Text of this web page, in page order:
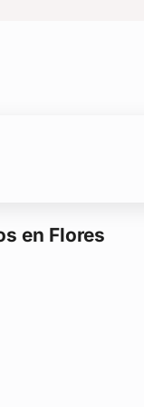
en Flores
o para